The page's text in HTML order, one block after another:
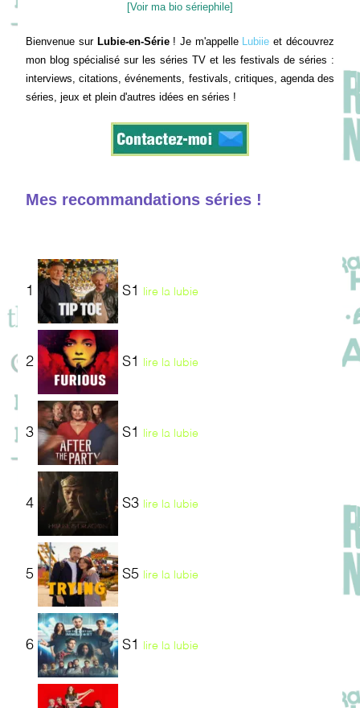
[Voir ma bio sériephile]
Bienvenue sur Lubie-en-Série! Je m'appelle Lubiie et découvrez
mon blog spécialisé sur les séries TV et les festivals de séries :
interviews, citations, événements, festivals, critiques, agenda des
séries, jeux et plein d'autres idées en séries !
Mes recommandations séries !
1 S1 lire la lubie
2 S1 lire la lubie
3 S1 lire la lubie
4 S3 lire la lubie
5 S5 lire la lubie
6 S1 lire la lubie